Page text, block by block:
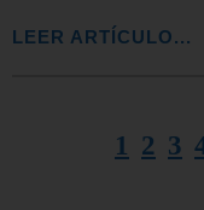
LEER ARTÍCULO...
1 2 3